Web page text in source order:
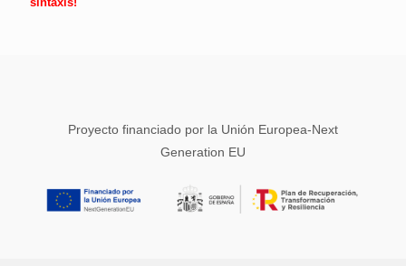
Proyecto financiado por la Unión Europea-Next
Generation EU